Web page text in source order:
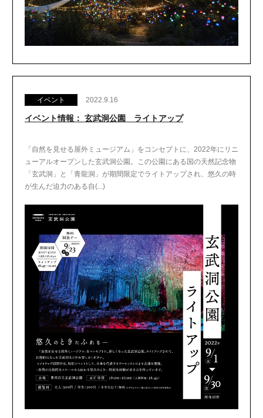
イベント 2022.9.16
イベント情報： 玄武洞公園 ライトアップ
「自然を見せる屋外ミュージアム」をコンセプトに、2022年にリニ
ューアルオープンした玄武洞公園。この公園にある国の天然記念物
「玄武洞」と「青龍洞」が期間限定でライトアップされ、悠久の時
が生んだ迫力のある自(...)